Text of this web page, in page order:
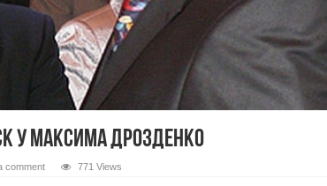
у Максима Дрозденко
comment 771 Views